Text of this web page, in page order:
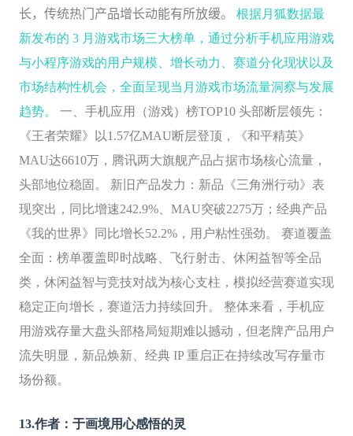
长，传统热门产品增长动能有所放缓。
根据月狐数据最
新发布的 3 月游戏市场三大榜单，通过分析手机应用游戏
与小程序游戏的用户规模、增长动力、赛道分化现状以及
市场结构性机会，全面呈现当月游戏市场流量洞察与发展
趋势。
一、手机应用（游戏）榜TOP10 头部断层领先：
《王者荣耀》以1.57亿MAU断层登顶，《和平精英》
MAU达6610万，腾讯两大旗舰产品占据市场核心流量，
头部地位稳固。 新旧产品发力：新品《三角洲行动》表
现突出，同比增速242.9%、MAU突破2275万；经典产品
《我的世界》同比增长52.2%，用户粘性强劲。 赛道覆盖
全面：榜单覆盖即时战略、飞行射击、休闲益智等全品
类，休闲益智与竞技对战为核心支柱，模拟经营赛道实现
稳定正向增长，赛道活力持续回升。 整体来看，手机应
用游戏存量大盘头部格局短期难以撼动，但老牌产品用户
流失明显，新品焕新、经典 IP 重启正在持续改写存量市
场份额。
13.作者：于画境用心感悟的灵